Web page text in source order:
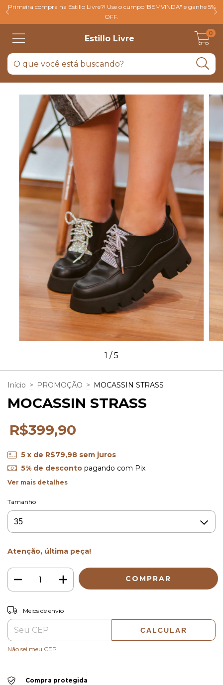
Primeira compra na Estillo Livre?! Use o cumpo"BEMVINDA" e ganhe 5%
OFF.
Estillo Livre
0
1 /5
Início > PROMOÇÃO > MOCASSIN STRASS
MOCASSIN STRASS
R$399,90
5 x de R$79,98 sem juros
5% de descontopagando com Pix
Ver mais detalhes
Tamanho
Atenção, última peça!
Entregas para o CEP:
Meios de envio
CALCULAR
Não sei meu CEP
Compra protegida